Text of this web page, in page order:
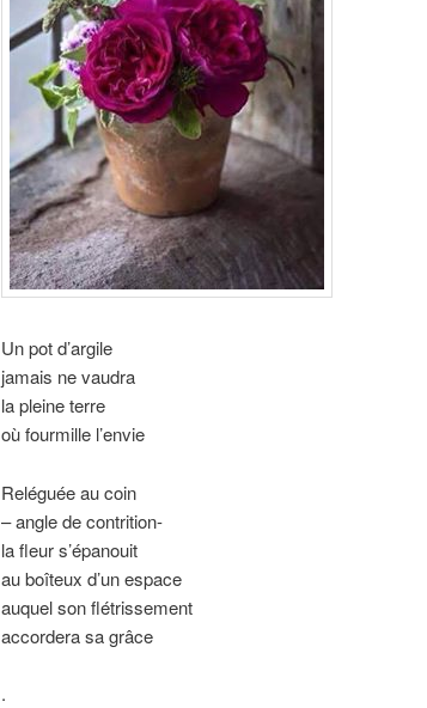
Un pot d’argile
jamais ne vaudra
la pleine terre
où fourmille l’envie
Reléguée au coin
– angle de contrition-
la fleur s’épanouit
au boîteux d’un espace
auquel son flétrissement
accordera sa grâce
.